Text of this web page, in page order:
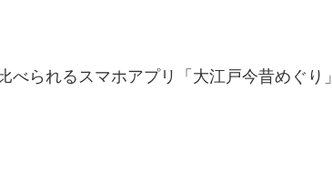
られるスマホアプリ「大江戸今昔めぐり」